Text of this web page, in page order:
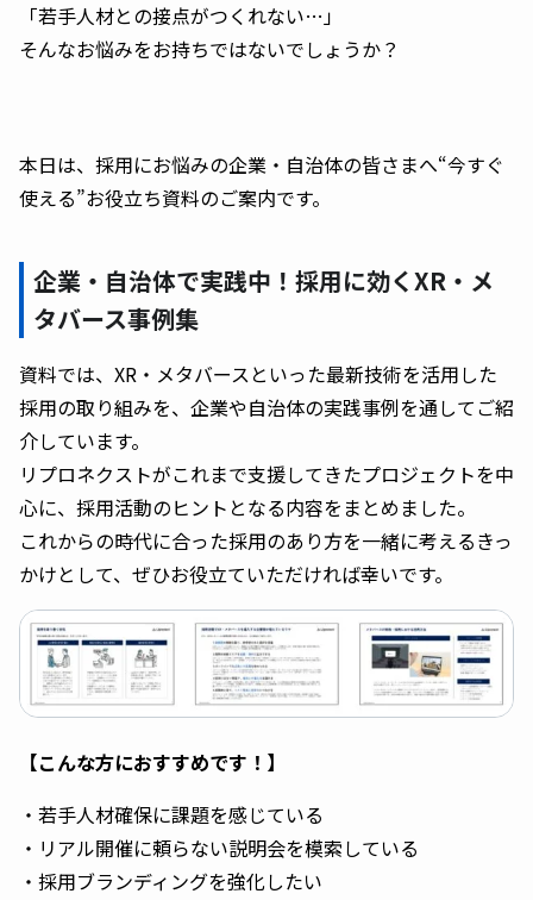
「若手人材との接点がつくれない…」
そんなお悩みをお持ちではないでしょうか？
本日は、採用にお悩みの企業・自治体の皆さまへ“今すぐ
使える”お役立ち資料のご案内です。
企業・自治体で実践中！採用に効くXR・メ
タバース事例集
資料では、XR・メタバースといった最新技術を活用した
採用の取り組みを、企業や自治体の実践事例を通してご紹
介しています。
リプロネクストがこれまで支援してきたプロジェクトを中
心に、採用活動のヒントとなる内容をまとめました。
これからの時代に合った採用のあり方を一緒に考えるきっ
かけとして、ぜひお役立ていただければ幸いです。
【こんな方におすすめです！】
・若手人材確保に課題を感じている
・リアル開催に頼らない説明会を模索している
・採用ブランディングを強化したい